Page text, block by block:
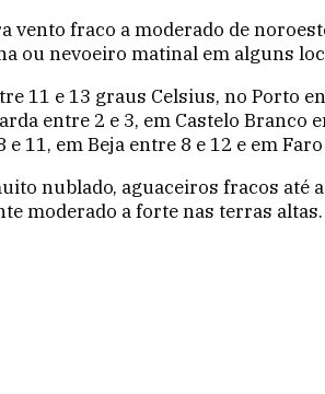
vento fraco a moderado de
ou nevoeiro matinal em alguns
11 e 13 graus Celsius, no Porto
entre 2 e 3, em Castelo
11, em Beja entre 8 e 12 e em
nublado, aguaceiros fracos
moderado a forte nas terras altas.